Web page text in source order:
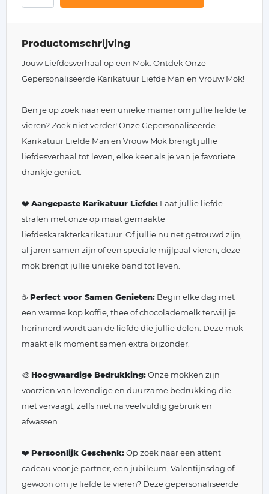
Productomschrijving
Jouw Liefdesverhaal op een Mok: Ontdek Onze
Gepersonaliseerde Karikatuur Liefde Man en Vrouw Mok!
Ben je op zoek naar een unieke manier om jullie liefde te
vieren? Zoek niet verder! Onze Gepersonaliseerde
Karikatuur Liefde Man en Vrouw Mok brengt jullie
liefdesverhaal tot leven, elke keer als je van je favoriete
drankje geniet.
❤️ Aangepaste Karikatuur Liefde: Laat jullie liefde
stralen met onze op maat gemaakte
liefdeskarakterkarikatuur. Of jullie nu net getrouwd zijn,
al jaren samen zijn of een speciale mijlpaal vieren, deze
mok brengt jullie unieke band tot leven.
☕ Perfect voor Samen Genieten: Begin elke dag met
een warme kop koffie, thee of chocolademelk terwijl je
herinnerd wordt aan de liefde die jullie delen. Deze mok
maakt elk moment samen extra bijzonder.
🎨 Hoogwaardige Bedrukking:Onze mokken zijn
voorzien van levendige en duurzame bedrukking die
niet vervaagt, zelfs niet na veelvuldig gebruik en
afwassen.
❤️ Persoonlijk Geschenk:Op zoek naar een attent
cadeau voor je partner, een jubileum, Valentijnsdag of
gewoon om je liefde te vieren? Deze gepersonaliseerde